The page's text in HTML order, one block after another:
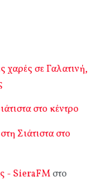
χαρές σε Γαλατινή,
στο κέντρο
Σιάτιστα στο
- SieraFMστο